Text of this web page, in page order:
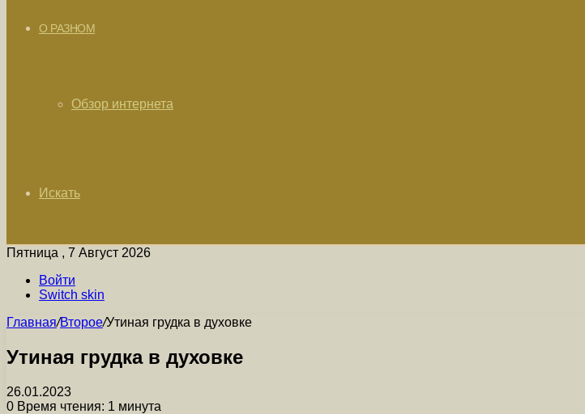
О РАЗНОМ
Обзор интернета
Искать
Пятница , 7 Август 2026
Войти
Switch skin
Главная/Второе/Утиная грудка в духовке
Утиная грудка в духовке
26.01.2023
0 Время чтения: 1 минута